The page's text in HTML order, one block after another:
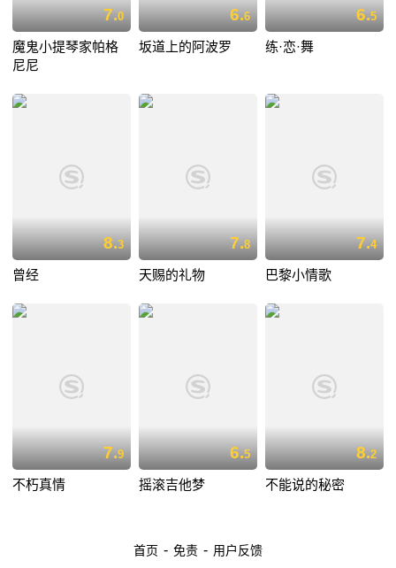
7.0
魔鬼小提琴家帕格
尼尼
6.6
坂道上的阿波罗
6.5
练·恋·舞
8.3
曾经
7.8
天赐的礼物
7.4
巴黎小情歌
7.9
不朽真情
6.5
摇滚吉他梦
8.2
不能说的秘密
首页 - 免责 - 用户反馈